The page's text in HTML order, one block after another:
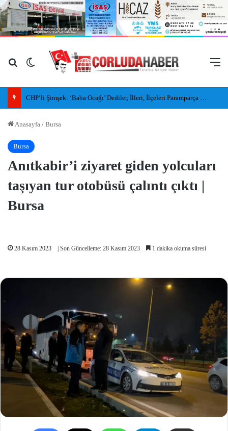
Arama yap ...
Dış görünümü değiştir
Anasayfa / Bursa
Bursa
Anıtkabir’i ziyaret giden yolcuları
taşıyan tur otobüsü çalıntı çıktı |
Bursa
28 Kasım 2023 | Son Güncelleme: 28 Kasım 2023 1 dakika okuma süresi